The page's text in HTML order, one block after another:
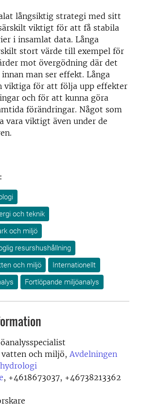
långsiktig strategi med sitt
viktigt för att få stabila
i insamlat data. Långa
stort värde till exempel för
mot övergödning där det
man ser effekt. Långa
viktiga för att följa upp effekter
och för att kunna göra
förändringar. Något som
vara viktigt även under de
och teknik
och miljö
resurshushållning
och miljö
Internationellt
Fortlöpande miljöanalys
och miljö, Avdelningen
, +4618673037, +46738213362